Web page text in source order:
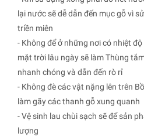
lại nước sẽ dễ dẫn đến mục gỗ vì
triền miên
- Không để ở những nơi có nhiệt
mặt trời lâu ngày sẽ làm Thùng
nhanh chóng và dẫn đến rò rỉ
- Không đè các vật nặng lên trên
làm gãy các thanh gỗ xung quanh
- Vệ sinh lau chùi sạch sẽ để sản
lượng